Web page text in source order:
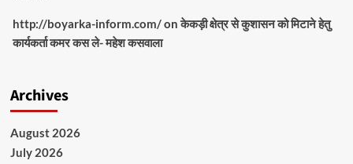
http://boyarka-inform.com/onकेकड़ी क्षेत्र से कुशासन को मिटाने हेतु
कार्यकर्ता कमर कस ले- महेश कसवाला
Archives
August 2026
July 2026